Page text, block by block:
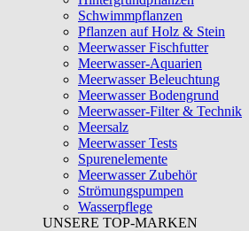
Schwimmpflanzen
Pflanzen auf Holz & Stein
Meerwasser Fischfutter
Meerwasser-Aquarien
Meerwasser Beleuchtung
Meerwasser Bodengrund
Meerwasser-Filter & Technik
Meersalz
Meerwasser Tests
Spurenelemente
Meerwasser Zubehör
Strömungspumpen
Wasserpflege
UNSERE TOP-MARKEN